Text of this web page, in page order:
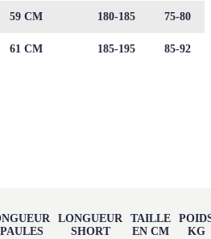
59 CM 180-185 75-80
61 CM 185-195 85-92
LONGUEUR
SHORT
TAILLE
EN CM
KG